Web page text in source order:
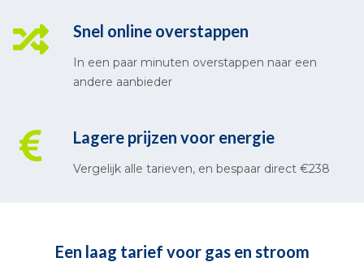
Snel online overstappen
In een paar minuten overstappen naar een
andere aanbieder
Lagere prijzen voor energie
Vergelijk alle tarieven, en bespaar direct €238
Een laag tarief voor gas en stroom